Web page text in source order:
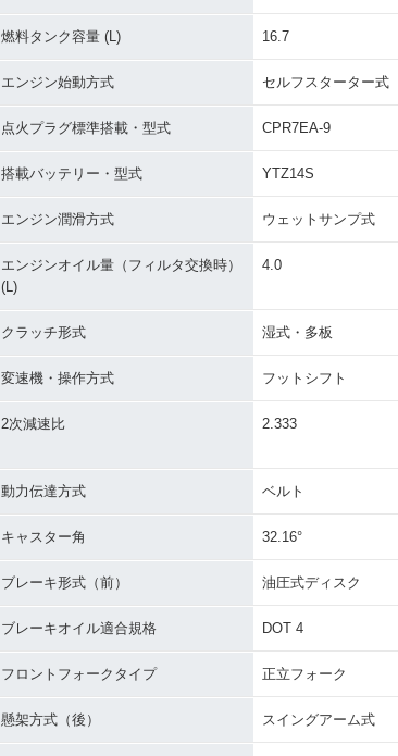
燃料タンク容量 (L) 16.7
エンジン始動方式 セルフスターター式
点火プラグ標準搭載・型式 CPR7EA-9
搭載バッテリー・型式 YTZ14S
エンジン潤滑方式 ウェットサンプ式
エンジンオイル量（フィルタ交換時）
(L)
4.0
クラッチ形式 湿式・多板
変速機・操作方式 フットシフト
2次減速比 2.333
動力伝達方式 ベルト
キャスター角 32.16°
ブレーキ形式（前） 油圧式ディスク
ブレーキオイル適合規格 DOT 4
フロントフォークタイプ 正立フォーク
懸架方式（後） スイングアーム式